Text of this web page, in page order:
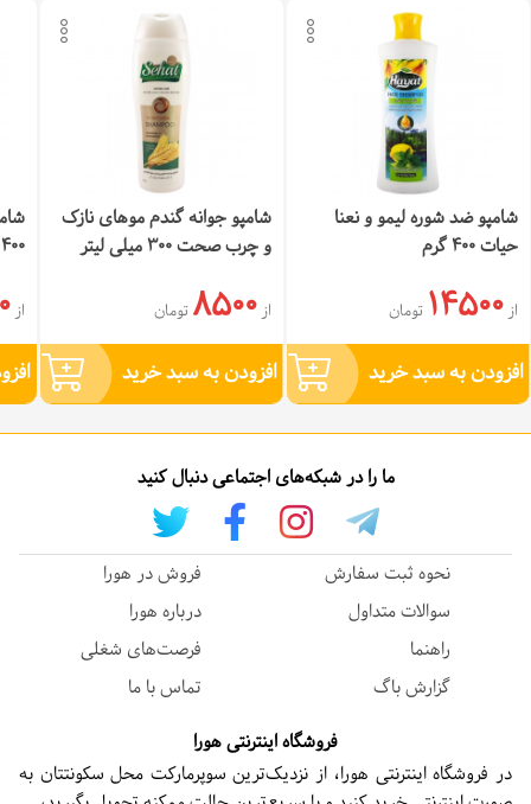
شامپو ضد شوره لیمو و نعنا
حیات 400 گرم
از14500 تومان
افزودن به سبد خرید
شامپو جوانه گندم موهای نازک
و چرب صحت 300 میلی لیتر
از8500 تومان
افزودن به سبد خرید
400 گرم
از
ما را در شبکه‌های اجتماعی دنبال کنید
نحوه ثبت سفارش
سوالات متداول
راهنما
گزارش باگ
فروش در هورا
درباره هورا
فرصت‌های شغلی
تماس با ما
فروشگاه اینترنتی هورا
در فروشگاه اینترنتی هورا، از نزدیک‌ترین سوپرمارکت محل سکونتتان به